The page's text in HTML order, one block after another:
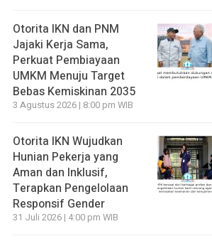
Otorita IKN dan PNM
Jajaki Kerja Sama,
Perkuat Pembiayaan
UMKM Menuju Target
Bebas Kemiskinan 2035
3 Agustus 2026 | 8:00 pm WIB
Otorita IKN Wujudkan
Hunian Pekerja yang
Aman dan Inklusif,
Terapkan Pengelolaan
Responsif Gender
31 Juli 2026 | 4:00 pm WIB